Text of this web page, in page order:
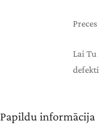
Lai
Papildu informācija